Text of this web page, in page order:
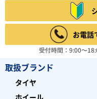
お電話
受付時間：9:00～
取扱ブランド
タイヤ